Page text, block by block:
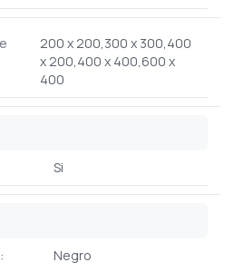
200 x 200,300 x 300,400
x 200,400 x 400,600 x
400
Si
Negro